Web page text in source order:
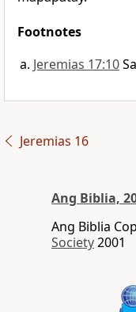
Footnotes
Jeremias 17:10
Jeremias 16
Ang Biblia,
Ang Biblia
Society2001